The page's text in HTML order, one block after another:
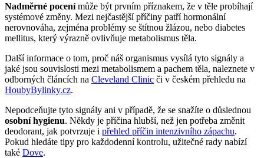
Nadměrné pocenímůže být prvním příznakem, že v těle probíhají
systémové změny. Mezi nejčastější příčiny patří hormonální
nerovnováha, zejména problémy se štítnou žlázou, nebo diabetes
mellitus, který výrazně ovlivňuje metabolismus těla.
Další informace o tom, proč náš organismus vysílá tyto signály a
jaké jsou souvislosti mezi metabolismem a pachem těla, naleznete v
odborných článcích na Cleveland Clinic či v českém přehledu na
HoubyBylinky.cz.
Nepodceňujte tyto signály ani v případě, že se snažíte o důslednou
osobní hygienu. Někdy je příčina hlubší, než jen potřeba změnit
deodorant, jak potvrzuje i přehled příčin intenzivního zápachu.
Pokud hledáte tipy pro každodenní kontrolu, užitečné rady nabízí
také Dove.